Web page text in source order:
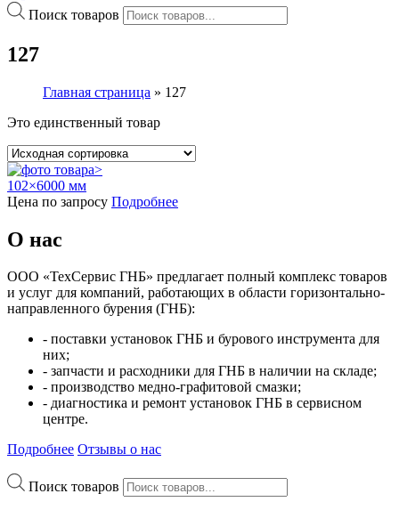
Поиск товаров
127
Главная страница » 127
Это единственный товар
102×6000 мм
Цена по запросу Подробнее
О нас
ООО «ТехСервис ГНБ» предлагает полный комплекс товаров
и услуг для компаний, работающих в области горизонтально-
направленного бурения (ГНБ):
- поставки установок ГНБ и бурового инструмента для
них;
- запчасти и расходники для ГНБ в наличии на складе;
- производство медно-графитовой смазки;
- диагностика и ремонт установок ГНБ в сервисном
центре.
Подробнее Отзывы о нас
Поиск товаров